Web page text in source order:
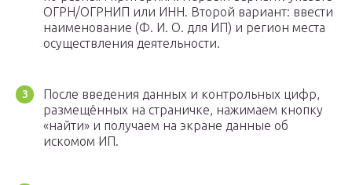
ОГРН/ОГРНИП или ИНН. Второй вариант: ввести
наименование (Ф. И. О. для ИП) и регион места
осуществления деятельности.
После введения данных и контрольных цифр,
размещённых на страничке, нажимаем кнопку
«найти» и получаем на экране данные об
искомом ИП.